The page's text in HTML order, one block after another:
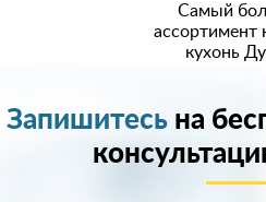
Самый
ассортимент
кухонь
Запишитесьна